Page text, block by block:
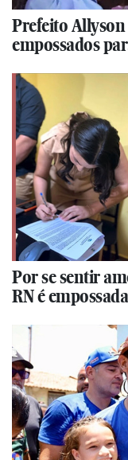
Prefeito Allyson
empossados
Por se sentir
RN é